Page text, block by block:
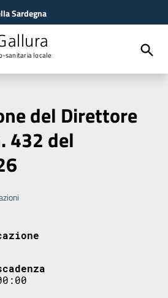
Sardegna
sanitaria locale
del Direttore
432 del